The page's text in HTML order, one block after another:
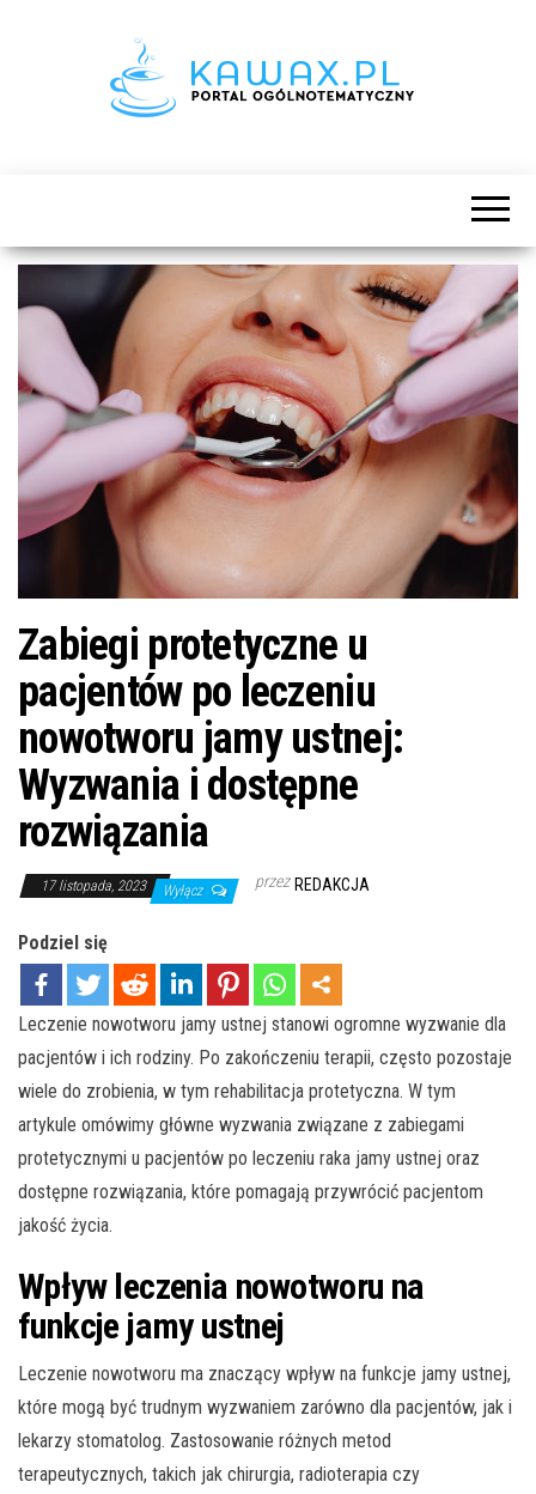
Zabiegi protetyczne u
pacjentów po leczeniu
nowotworu jamy ustnej:
Wyzwania i dostępne
rozwiązania
17 listopada, 2023 Wyłącz przez REDAKCJA
Podziel się
Leczenie nowotworu jamy ustnej stanowi ogromne wyzwanie dla
pacjentów i ich rodziny. Po zakończeniu terapii, często pozostaje
wiele do zrobienia, w tym rehabilitacja protetyczna. W tym
artykule omówimy główne wyzwania związane z zabiegami
protetycznymi u pacjentów po leczeniu raka jamy ustnej oraz
dostępne rozwiązania, które pomagają przywrócić pacjentom
jakość życia.
Wpływ leczenia nowotworu na
funkcje jamy ustnej
Leczenie nowotworu ma znaczący wpływ na funkcje jamy ustnej,
które mogą być trudnym wyzwaniem zarówno dla pacjentów, jak i
lekarzy stomatolog. Zastosowanie różnych metod
terapeutycznych, takich jak chirurgia, radioterapia czy